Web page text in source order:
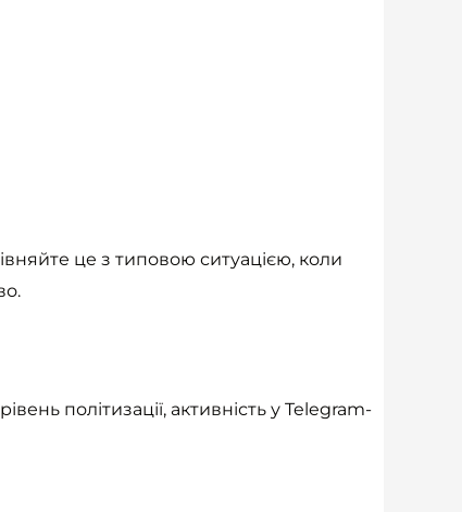
це з типовою ситуацією, коли
політизації, активність у Telegram-